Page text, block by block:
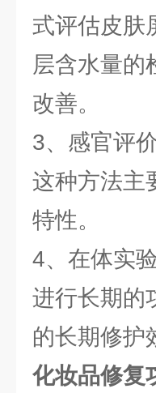
式评估皮肤
层含水量的
改善。
3、感官评
这种方法主
特性。
4、在体实
进行长期的
的长期修护
化妆品修复